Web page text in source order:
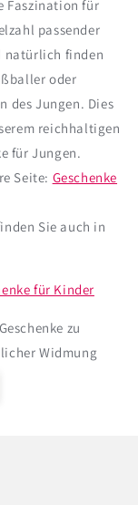
Faszination für
passender
natürlich finden
oder
des Jungen. Dies
reichhaltigen
für Jungen.
Seite: Geschenke
Sie auch in
für Kinder
Geschenke zu
Widmung